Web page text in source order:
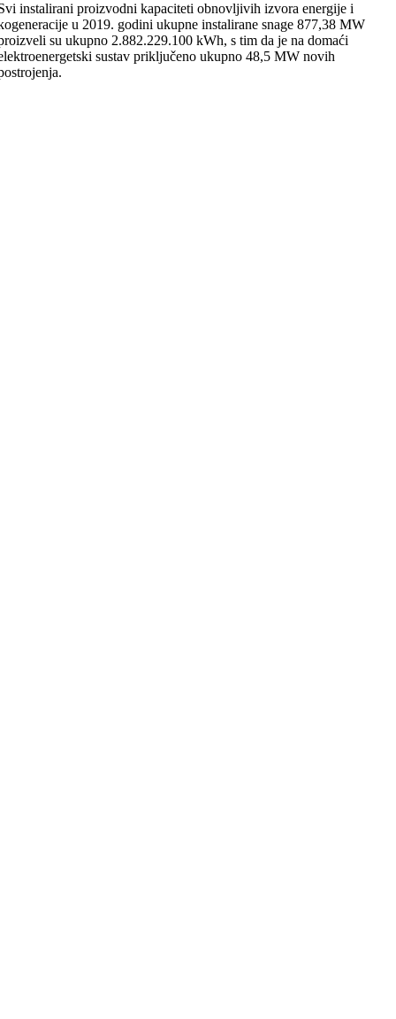
instalirani proizvodni kapaciteti obnovljivih izvora energije i
u 2019. godini ukupne instalirane snage 877,38 MW
su ukupno 2.882.229.100 kWh, s tim da je na domaći
sustav priključeno ukupno 48,5 MW novih